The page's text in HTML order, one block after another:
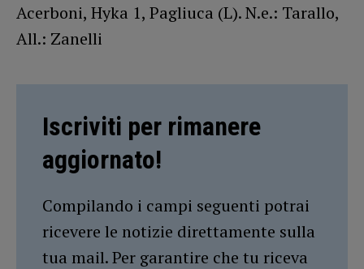
Acerboni, Hyka 1, Pagliuca (L). N.e.: Tarallo,
All.: Zanelli
Iscriviti per rimanere
aggiornato!
Compilando i campi seguenti potrai
ricevere le notizie direttamente sulla
tua mail. Per garantire che tu riceva